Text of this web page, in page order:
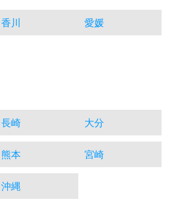
香川 愛媛
長崎 大分
熊本 宮崎
沖縄